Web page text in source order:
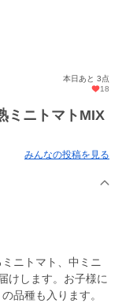
本日あと 3点
18
ミニトマトMIX
みんなの投稿を見る
ニトマト、中ミニ
けします。お子様に
品種も入ります。